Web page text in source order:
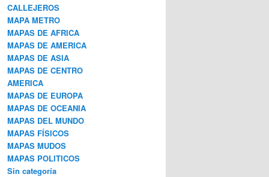
CALLEJEROS
MAPA METRO
MAPAS DE AFRICA
MAPAS DE AMERICA
MAPAS DE ASIA
MAPAS DE CENTRO
AMERICA
MAPAS DE EUROPA
MAPAS DE OCEANIA
MAPAS DEL MUNDO
MAPAS FÍSICOS
MAPAS MUDOS
MAPAS POLITICOS
Sin categoría